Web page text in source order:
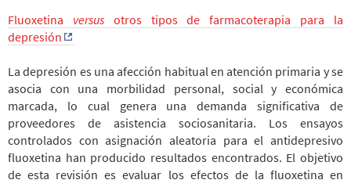
Fluoxetina versusotros tipos de farmacoterapia para la
depresión
La depresión es una afección habitual en atención primaria y se
asocia con una morbilidad personal, social y económica
marcada, lo cual genera una demanda significativa de
proveedores de asistencia sociosanitaria. Los ensayos
controlados con asignación aleatoria para el antidepresivo
fluoxetina han producido resultados encontrados. El objetivo
de esta revisión es evaluar los efectos de la fluoxetina en